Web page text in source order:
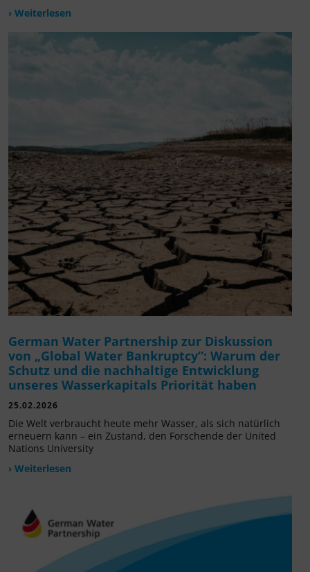
› Weiterlesen
German Water Partnership zur Diskussion
von „Global Water Bankruptcy“: Warum der
Schutz und die nachhaltige Entwicklung
unseres Wasserkapitals Priorität haben
25.02.2026
Die Welt verbraucht heute mehr Wasser, als sich natürlich
erneuern kann – ein Zustand, den Forschende der United
Nations University
› Weiterlesen